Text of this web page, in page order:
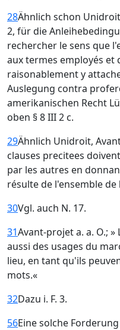
28Ähnlich schon
2, für die
rechercher le sens que
aux termes employés et
raisonablement y
Auslegung contra
amerikanischen Recht
oben § 8 III 2 c.
29Ähnlich Unidroit,
clauses precitees
par les autres en
résulte de l'ensemble de
30Vgl. auch N. 17.
31Avant-projet a. a. O.;
aussi des usages du
lieu, en tant qu'ils
mots.«
32Dazu i. F. 3.
56Eine solche